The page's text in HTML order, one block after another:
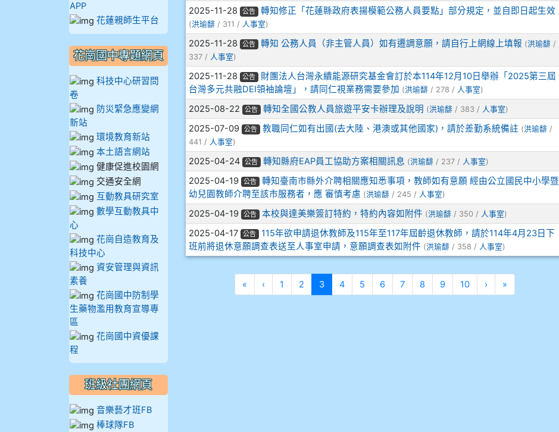
909林朝智
910謝尚橙
910呂芃澔
910溫婕伶
911王祉傑
911張 婷
912彭子宸
914王苡澄
2025-11-28 公告 轉知修正「花蓮縣政府表揚模範公務人員要點」部分規定，並自即日起生效
(洪瑜馡/ 311 / 人事室)
2025-11-28 公告 轉知 公務人員（非主管人員）如有遷調意願，請自行上網線上填報 (洪瑜馡/
337 / 人事室)
2025-11-28 公告
財團法人台灣永續能源研究基金會訂於本114年12月10日舉辦「2025第三屆
台灣多元共融DEI領袖論壇」，請同仁視業務需要參加 (洪瑜馡/ 278 / 人事室)
2025-08-22 公告 轉知全國公教人員旅遊平安卡辦理及說明 (洪瑜馡/ 383 / 人事室)
2025-07-09 公告 教職同仁如有出國(去大陸、港澳或其他國家)，請於差勤系統備註 (洪瑜馡/
441 / 人事室)
2025-04-24 公告 轉知縣府EAP員工協助方案相關訊息 (洪瑜馡/ 237 / 人事室)
2025-04-19 公告
轉知臺南市縣外介聘相關應知悉事項，教師如有意願 經由公立國民中小學暨
幼兒園教師介聘至該市服務者，應 審慎考慮 (洪瑜馡/ 245 / 人事室)
2025-04-19 公告 本校與達美樂簽訂特約，特約內容如附件 (洪瑜馡/ 350 / 人事室)
2025-04-17 公告
115年欲申請退休教師及115年至117年屆齡退休教師，請於114年4月23日下
班前將退休意願調查表送至人事室申請，意願調查表如附件 (洪瑜馡/ 358 / 人事室)
« 第一頁
‹ 上一頁
1 2 3(目前頁次)
4 5 6 7 8 9 10 › 下一頁
»
APP
花蓮親師生平台
花崗國中專題網頁
科技中心研習問
卷
防災緊急應變網
新站
環境教育新站
本土語言網站
健康促進校園網
交通安全網
互動教具研究室
數學互動教具中
心
花崗自造教育及
科技中心
資安管理與資訊
素養
花崗國中防制學
生藥物濫用教育宣導專
區
花崗國中資優課
程
班級社團網頁
音樂藝才班FB
棒球隊FB